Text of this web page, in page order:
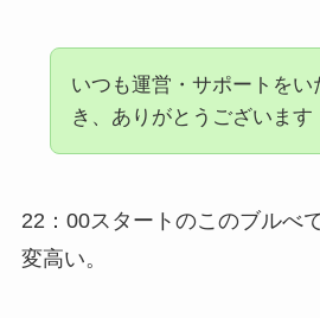
いつも運営・サポートをい
き、ありがとうございます
22：00スタートのこのブルべ
変高い。